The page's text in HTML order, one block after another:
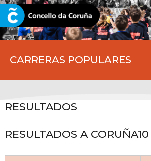
CARRERAS POPULARES
CORUNA.GAL
RESULTADOS
RESULTADOS A CORUÑA10